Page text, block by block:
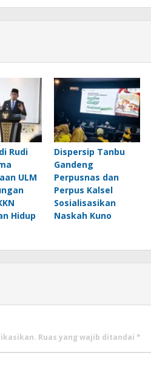
Rudi
ULM
Hidup
Dispersip Tanbu
Gandeng
Perpusnas dan
Perpus Kalsel
Sosialisasikan
Naskah Kuno
Ruas yang wajib ditandai *